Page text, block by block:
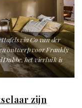
via Co van der
ontwerp voor Frankly
Dubbe, het vierluik is
zijn